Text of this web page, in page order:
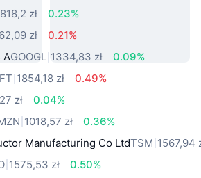
818,2 zł
0.23%
zł
0.21%
AGOOGL 1334,83 zł
0.09%
1854,18 zł
0.49%
zł
0.04%
1018,57 zł
0.36%
Manufacturing Co LtdTSM 1567,94
1575,53 zł
0.50%